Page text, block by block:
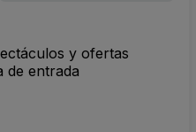
y ofertas
de entrada